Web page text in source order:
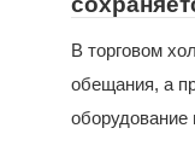
В торговом
обещания, а
оборудование